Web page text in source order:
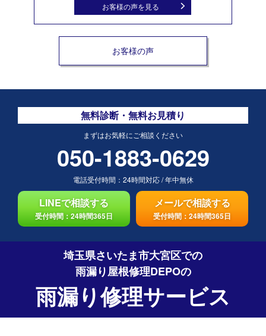
お客様の声を見る
お客様の声
無料診断・無料お見積り
まずはお気軽にご相談ください
050-1883-0629
電話受付時間： 24時間対応/年中無休
LINEで相談する
受付時間：24時間365日
メールで相談する
受付時間：24時間365日
埼玉県さいたま市大宮区での
雨漏り屋根修理DEPOの
雨漏り修理サービス